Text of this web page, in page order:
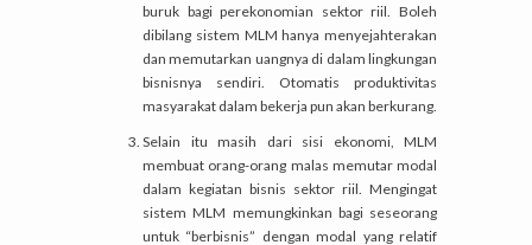
buruk bagi perekonomian sektor riil. Boleh
dibilang sistem MLM hanya menyejahterakan
dan memutarkan uangnya di dalam lingkungan
bisnisnya sendiri. Otomatis produktivitas
masyarakat dalam bekerja pun akan berkurang.
Selain itu masih dari sisi ekonomi, MLM
membuat orang-orang malas memutar modal
dalam kegiatan bisnis sektor riil. Mengingat
sistem MLM memungkinkan bagi seseorang
untuk “berbisnis” dengan modal yang relatif